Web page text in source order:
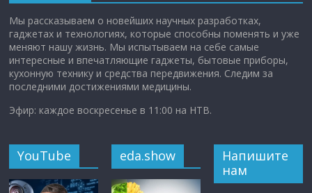
Мы рассказываем о новейших научных разработках,
гаджетах и технологиях, которые способны поменять и уже
меняют нашу жизнь. Мы испытываем на себе самые
интересные и впечатляющие гаджеты, бытовые приборы,
кухонную технику и средства передвижения. Следим за
последними достижениями медицины.
Эфир: каждое воскресенье в 11:00 на НТВ.
YouTube eda.show
Напишите
нам